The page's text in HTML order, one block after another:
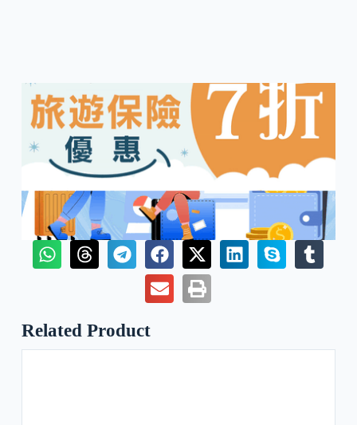
Related Product